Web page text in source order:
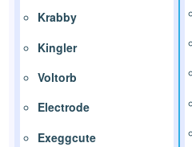
Krabby
Kingler
Voltorb
Electrode
Exeggcute